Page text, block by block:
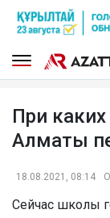
При
Алматы
18.08.2021, 08:14
Сейчас школы